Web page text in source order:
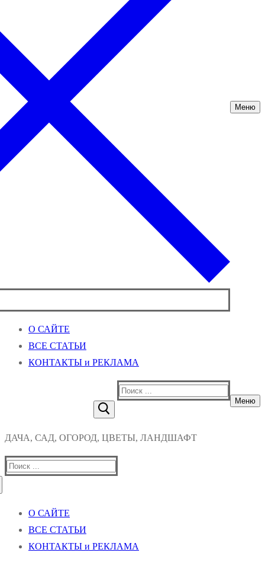
Меню
О САЙТЕ
ВСЕ СТАТЬИ
КОНТАКТЫ и РЕКЛАМА
Найти:
Меню
ДАЧА, САД, ОГОРОД, ЦВЕТЫ, ЛАНДШАФТ
Найти:
О САЙТЕ
ВСЕ СТАТЬИ
КОНТАКТЫ и РЕКЛАМА